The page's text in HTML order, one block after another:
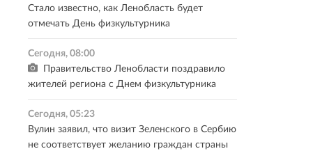
Стало известно, как Ленобласть будет
отмечать День физкультурника
Сегодня, 08:00
Правительство Ленобласти поздравило
жителей региона с Днем физкультурника
Сегодня, 05:23
Вулин заявил, что визит Зеленского в Сербию
не соответствует желанию граждан страны